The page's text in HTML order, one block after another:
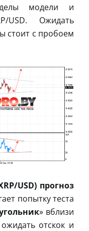
модели и
USD. Ожидать
стоит с пробоем
USD) прогноз
попытку теста
» вблизи
отскок и